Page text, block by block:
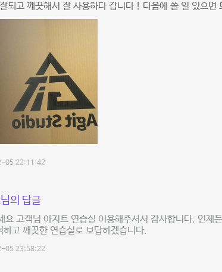
되고 깨끗해서 잘 사용하다 갑니다 ! 다음에 쓸 일 있으면
05 22:11:42
의 답글
요 고객님 아지트 연습실 이용해주셔서 감사합니다. 언제
고 깨끗한 연습실로 보답하겠습니다.
05 23:58:22